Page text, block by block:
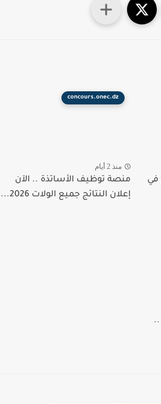
concours.onec.dz
منذ 2 أيام
منصة توظيف الأساتذة .. الآن
إعلان النتائج جميع الولات 2026...